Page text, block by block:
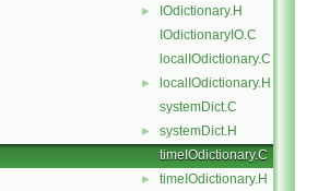
►
IOdictionary.H
IOdictionaryIO.C
localIOdictionary.C
►
localIOdictionary.H
systemDict.C
►
systemDict.H
timeIOdictionary.C
► timeIOdictionary.H